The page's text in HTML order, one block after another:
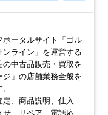
ポータルサイト「ゴル
ンライン」を運営する
の中古品販売・買取を
」の店舗業務全般を
、商品説明、仕入
せ、リペア、電話応